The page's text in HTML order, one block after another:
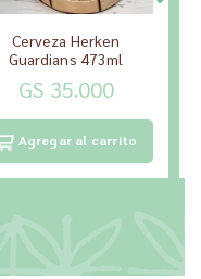
Cerveza Herken
Guardians 473ml
GS 35.000
Agregar al carrito